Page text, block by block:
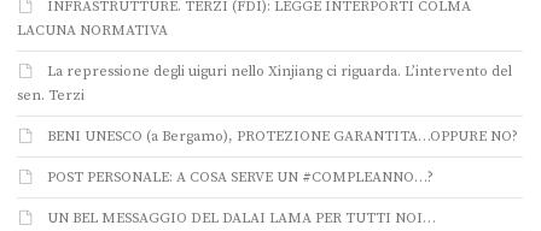
INFRASTRUTTURE. TERZI (FDI): LEGGE INTERPORTI COLMA
LACUNA NORMATIVA
La repressione degli uiguri nello Xinjiang ci riguarda. L’intervento del
sen. Terzi
BENI UNESCO (a Bergamo), PROTEZIONE GARANTITA…OPPURE NO?
POST PERSONALE: A COSA SERVE UN #COMPLEANNO…?
UN BEL MESSAGGIO DEL DALAI LAMA PER TUTTI NOI…